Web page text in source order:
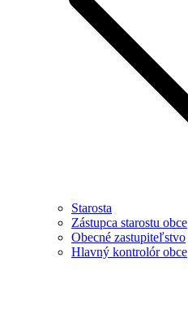
Starosta
Zástupca starostu obce
Obecné zastupiteľstvo
Hlavný kontrolór obce